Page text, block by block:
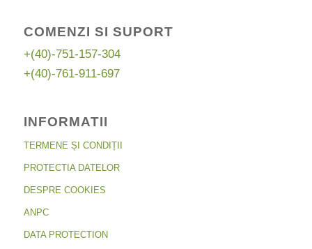
COMENZI SI SUPORT
+(40)-751-157-304
+(40)-761-911-697
INFORMATII
TERMENE ȘI CONDIȚII
PROTECTIA DATELOR
DESPRE COOKIES
ANPC
DATA PROTECTION